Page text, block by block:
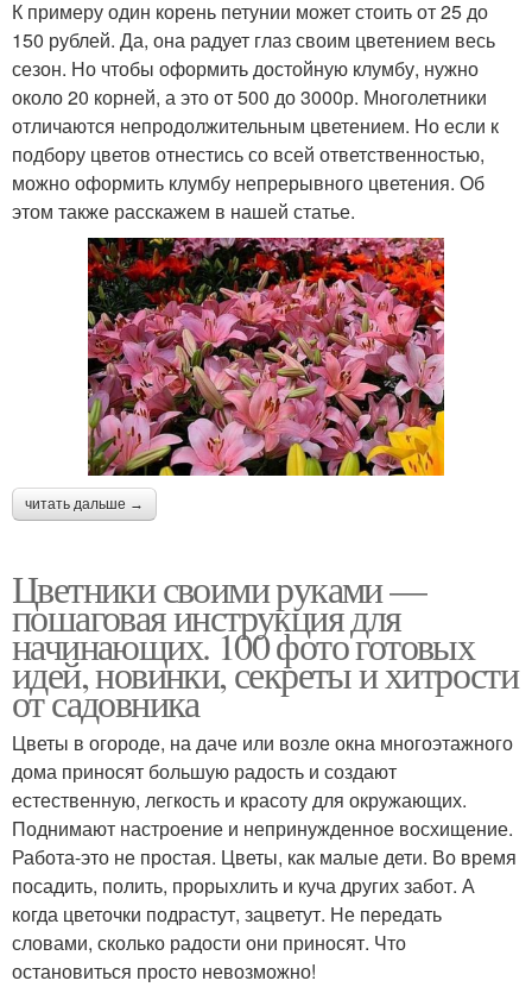
К примеру один корень петунии может стоить от 25 до
150 рублей. Да, она радует глаз своим цветением весь
сезон. Но чтобы оформить достойную клумбу, нужно
около 20 корней, а это от 500 до 3000р. Многолетники
отличаются непродолжительным цветением. Но если к
подбору цветов отнестись со всей ответственностью,
можно оформить клумбу непрерывного цветения. Об
этом также расскажем в нашей статье.
читать дальше →
Цветники своими руками —
пошаговая инструкция для
начинающих. 100 фото готовых
идей, новинки, секреты и хитрости
от садовника
Цветы в огороде, на даче или возле окна многоэтажного
дома приносят большую радость и создают
естественную, легкость и красоту для окружающих.
Поднимают настроение и непринужденное восхищение.
Работа-это не простая. Цветы, как малые дети. Во время
посадить, полить, прорыхлить и куча других забот. А
когда цветочки подрастут, зацветут. Не передать
словами, сколько радости они приносят. Что
остановиться просто невозможно!